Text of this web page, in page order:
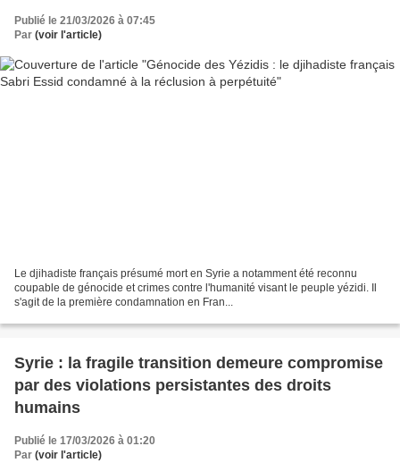
Publié le 21/03/2026 à 07:45
Par (voir l'article)
Le djihadiste français présumé mort en Syrie a notamment été reconnu
coupable de génocide et crimes contre l'humanité visant le peuple yézidi. Il
s'agit de la première condamnation en Fran...
Syrie : la fragile transition demeure compromise
par des violations persistantes des droits
humains
Publié le 17/03/2026 à 01:20
Par (voir l'article)